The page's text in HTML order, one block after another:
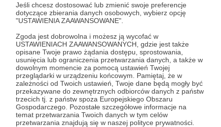
Jeśli chcesz dostosować lub zmienić swoje preferencje
dotyczące zbierania danych osobowych, wybierz opcję
"USTAWIENIA ZAAWANSOWANE".
Zgoda jest dobrowolna i możesz ją wycofać w
USTAWIENIACH ZAAWANSOWANYCH, gdzie jest także
opisane Twoje prawo żądania dostępu, sprostowania,
usunięcia lub ograniczenia przetwarzania danych, a także w
dowolnym momencie za pomocą ustawień Twojej
przeglądarki w urządzeniu końcowym. Pamiętaj, że w
zależności od Twoich ustawień, Twoje dane będą mogły być
przekazywane do zewnętrznych odbiorców danych z państw
trzecich tj. z państw spoza Europejskiego Obszaru
Gospodarczego. Pozostałe szczegółowe informacje na
temat przetwarzania Twoich danych w tym celów
przetwarzania znajdują się w naszej polityce prywatności.
Dołącz do grona Patronów!
Wesprzyj działalność AutoraFundacja Barnaby
teraz!
Zostań Patronem